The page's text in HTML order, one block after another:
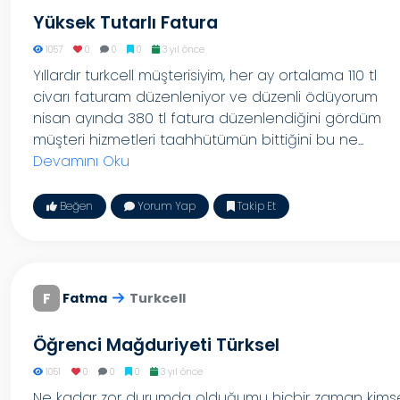
Yüksek Tutarlı Fatura
1057 0 0 0 3 yıl önce
Yıllardır turkcell müşterisiyim, her ay ortalama 110 tl
civarı faturam düzenleniyor ve düzenli ödüyorum
nisan ayında 380 tl fatura düzenlendiğini gördüm
müşteri hizmetleri taahhütümün bittiğini bu ne...
Devamını Oku
Beğen Yorum Yap Takip Et
F Fatma Turkcell
Öğrenci Mağduriyeti Türksel
1051 0 0 0 3 yıl önce